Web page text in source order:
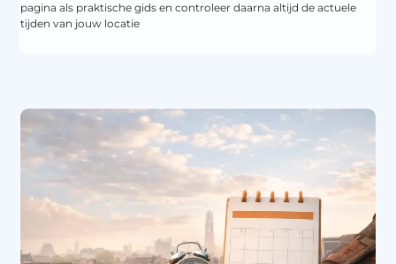
pagina als praktische gids en controleer daarna altijd de actuele
tijden van jouw locatie